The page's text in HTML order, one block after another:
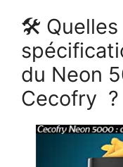
🛠 Quelles
du Neon
Cecofry